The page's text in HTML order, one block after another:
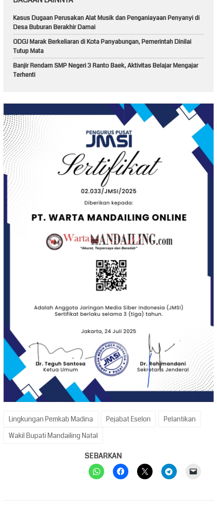
Kasus Dugaan Perusakan Alat Musik dan Penganiayaan Penyanyi di
Desa Buburan Berakhir Damai
ODGJ Marak Berkeliaran di Kota Panyabungan, Pemerintah Dinilai
Tutup Mata
Banjir Rendam SMP Negeri 3 Ranto Baek, Aktivitas Belajar Mengajar
Terhenti
Lingkungan Pemkab Madina Pejabat Eselon
Pelantikan
Wakil Bupati Mandailing Natal
SEBARKAN